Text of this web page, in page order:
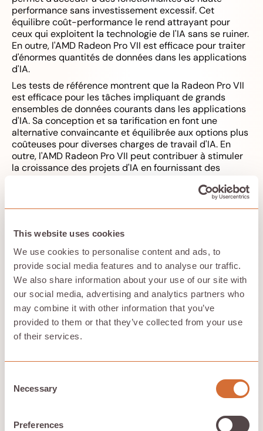
This website uses cookies
We use cookies to personalise content and ads, to
provide social media features and to analyse our traffic.
We also share information about your use of our site with
our social media, advertising and analytics partners who
may combine it with other information that you’ve
provided to them or that they’ve collected from your use
of their services.
Selection
Necessary
Preferences
performance sans investissement excessif. Cet
équilibre coût-performance le rend attrayant pour
ceux qui exploitent la technologie de l'IA sans se ruiner.
En outre, l'AMD Radeon Pro VII est efficace pour traiter
d'énormes quantités de données dans les applications
d'IA.
Les tests de référence montrent que la Radeon Pro VII
est efficace pour les tâches impliquant de grands
ensembles de données courants dans les applications
d'IA. Sa conception et sa tarification en font une
alternative convaincante et équilibrée aux options plus
coûteuses pour diverses charges de travail d'IA. En
outre, l'AMD Radeon Pro VII peut contribuer à stimuler
la croissance des projets d'IA en fournissant des
Comparaison des GPU
NVIDIA et AMD pour l'IA
Plusieurs facteurs entrent en jeu lorsque l'on compare
les GPU NVIDIA et AMD pour l'IA. Les GPU NVIDIA sont
réputés pour leurs pilotes de qualité supérieure, leurs
mises à jour fréquentes et leur prise en charge robuste
de CUDA et cuDNN, ce qui améliore considérablement
l'efficacité des tâches d'apprentissage en profondeur.
La prise en charge logicielle étendue et l'optimisation
chercheurs et praticiens de l'IA. En outre, NVIDIA
l'apprentissage en profondeur et les réseaux neuronaux
complexes, consolidant ainsi sa position de leader en
À l'inverse, les GPU AMD sont moins fréquemment